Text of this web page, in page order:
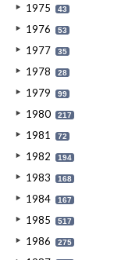
1975 43
1976 53
1977 35
1978 28
1979 99
1980 217
1981 72
1982 194
1983 168
1984 167
1985 517
1986 275